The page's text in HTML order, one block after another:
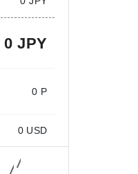
0 JPY
0 P
0 USD